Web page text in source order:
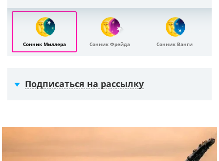
Сонник Миллера Сонник Фрейда Сонник Ванги
Подписаться на рассылку